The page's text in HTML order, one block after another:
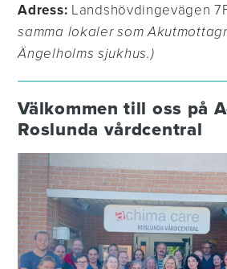
Adress: Landshövdingevägen
samma lokaler som
Ängelholms sjukhus.)
Välkommen till oss på
Roslunda vårdcentral